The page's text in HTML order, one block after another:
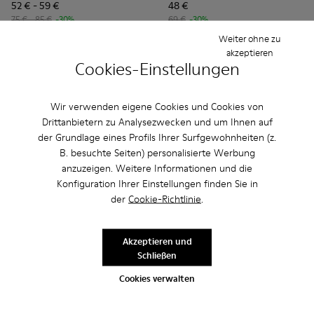
Cookies-Einstellungen
Wir verwenden eigene Cookies und Cookies von
Drittanbietern zu Analysezwecken und um Ihnen auf
der Grundlage eines Profils Ihrer Surfgewohnheiten (z.
B. besuchte Seiten) personalisierte Werbung
anzuzeigen. Weitere Informationen und die
Konfiguration Ihrer Einstellungen finden Sie in
der Cookie-Richtlinie.
Cookies verwalten
Weiter ohne zu
akzeptieren
Akzeptieren und
Schließen
52 € - 59 €
75 € - 85 € -30%
Hinzufügen
48 €
69 € -30%
Hinzufügen
Bicho - 80372-088 - Graue geschlossene Ledersandalen für
Bicho - 80372-087
Bicho - 80372-085 - Geschlossene braune
Bicho - 80372-081 - Weiße
Bicho - 80372-080
Bicho - 80372-079
Bicho - K800672-004 -